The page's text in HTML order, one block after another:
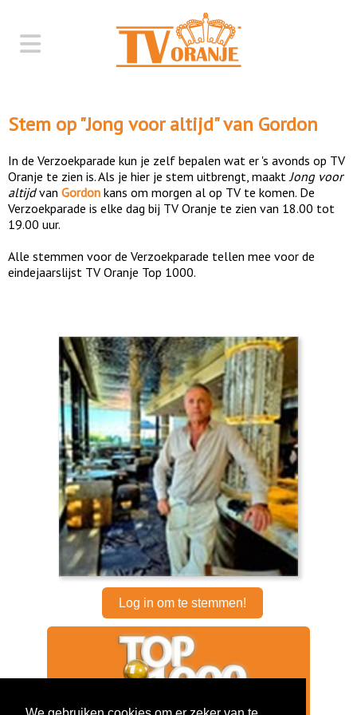
Stem op "Jong voor altijd" van Gordon
In de Verzoekparade kun je zelf bepalen wat er 's avonds op TV
Oranje te zien is. Als je hier je stem uitbrengt, maakt Jong voor
altijdvan Gordon kans om morgen al op TV te komen. De
Verzoekparade is elke dag bij TV Oranje te zien van 18.00 tot
19.00 uur.
Alle stemmen voor de Verzoekparade tellen mee voor de
eindejaarslijst TV Oranje Top 1000.
Log in om te stemmen!